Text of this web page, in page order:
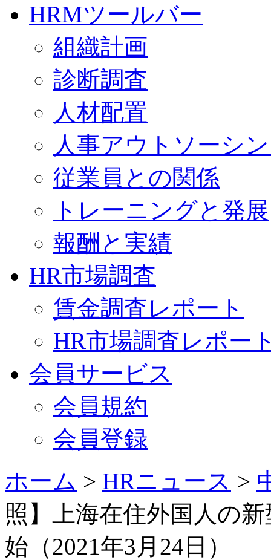
HRMツールバー
組織計画
診断調査
人材配置
人事アウトソーシ
従業員との関係
トレーニングと発展
報酬と実績
HR市場調査
賃金調査レポート
HR市場調査レポー
会員サービス
会員規約
会員登録
ホーム > HRニュース >
照】上海在住外国人の
始（2021年3月24日）